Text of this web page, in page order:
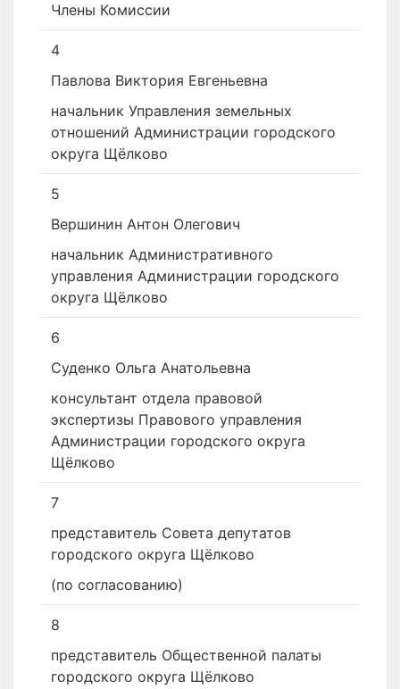
Члены Комиссии
4
Павлова Виктория Евгеньевна
начальник Управления земельных
отношений Администрации городского
округа Щёлково
5
Вершинин Антон Олегович
начальник Административного
управления Администрации городского
округа Щёлково
6
Суденко Ольга Анатольевна
консультант отдела правовой
экспертизы Правового управления
Администрации городского округа
Щёлково
7
представитель Совета депутатов
городского округа Щёлково
(по согласованию)
8
представитель Общественной палаты
городского округа Щёлково